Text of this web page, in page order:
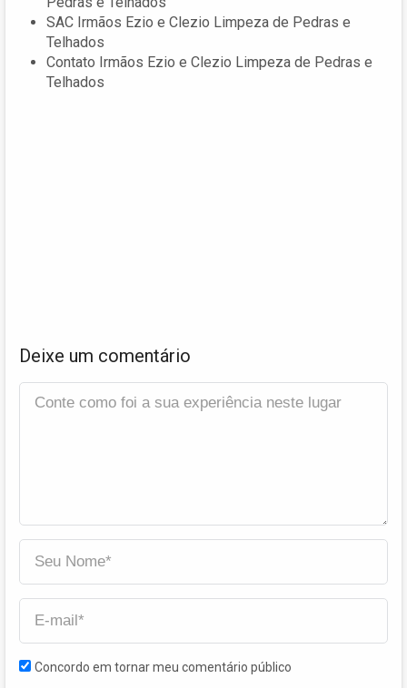
SAC Irmãos Ezio e Clezio Limpeza de Pedras e
Telhados
Contato Irmãos Ezio e Clezio Limpeza de Pedras e
Telhados
Deixe um comentário
Concordo em tornar meu comentário público